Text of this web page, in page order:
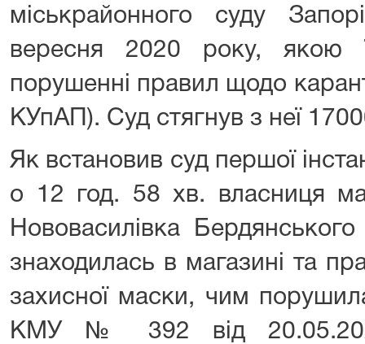
міськрайонного суду
вересня 2020 року, якою
порушенні правил щодо
КУпАП). Суд стягнув з неї
Як встановив суд першої
о 12 год. 58 хв. власниця
Нововасилівка
знаходилась в магазині та
захисної маски, чим
КМУ № 392 від